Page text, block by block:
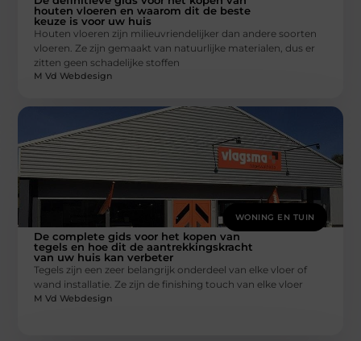
houten vloeren en waarom dit de beste
keuze is voor uw huis
Houten vloeren zijn milieuvriendelijker dan andere soorten
vloeren. Ze zijn gemaakt van natuurlijke materialen, dus er
zitten geen schadelijke stoffen
M Vd Webdesign
WONING EN TUIN
De complete gids voor het kopen van
tegels en hoe dit de aantrekkingskracht
van uw huis kan verbeter
Tegels zijn een zeer belangrijk onderdeel van elke vloer of
wand installatie. Ze zijn de finishing touch van elke vloer
M Vd Webdesign